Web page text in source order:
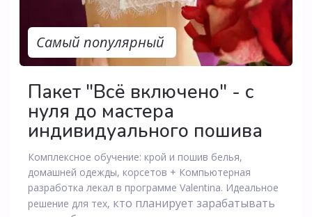
Пакет "Всё включено" - с
нуля до мастера
индивидуального пошива
Самый популярный
Комплексное обучение: крой и пошив белья,
домашней одежды, корсетов + Компьютерная
разработка лекал в программе Valentina. Идеальное
решение для тех, кто планирует зарабатывать